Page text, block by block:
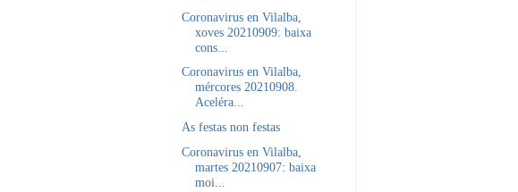
Coronavirus en Vilalba,
xoves 20210909: baixa
cons...
Coronavirus en Vilalba,
mércores 20210908.
Aceléra...
As festas non festas
Coronavirus en Vilalba,
martes 20210907: baixa
moi...